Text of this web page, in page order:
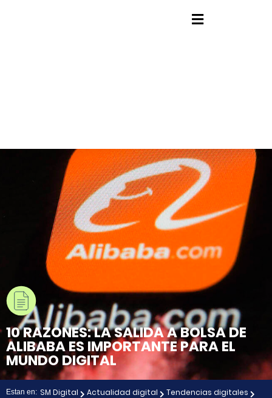
10 RAZONES: LA SALIDA A BOLSA DE
ALIBABA ES IMPORTANTE PARA EL
MUNDO DIGITAL
Estan en: SM Digital Actualidad digital Tendencias digitales